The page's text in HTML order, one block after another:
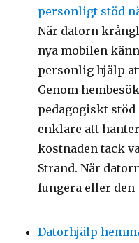
personligt stöd
När datorn
nya mobilen
personlig hjälp
Genom
pedagogiskt
enklare att
kostnaden tack
Strand. När
fungera eller den
Datorhjälp